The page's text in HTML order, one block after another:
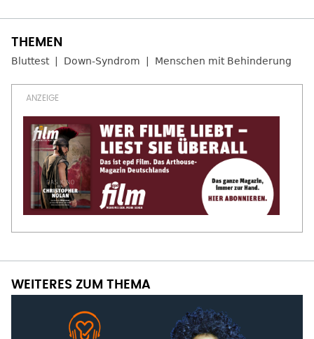
Bluttest Down-Syndrom Menschen mit Behinderung